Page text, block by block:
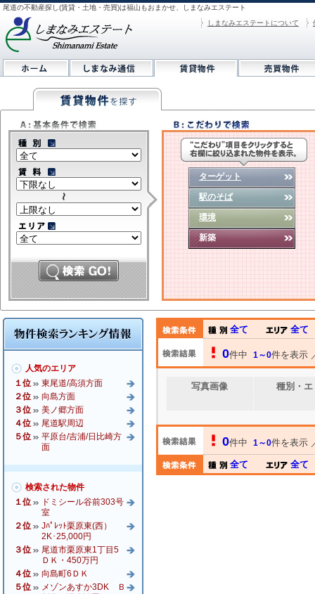
尾道の不動産探し(賃貸・土地・売買)は福山もおまかせ、しまなみエステート
しまなみエステートについて
ターゲット
駅のそば
環境
新築
全て 全て
0件中 1～0件を表示
写真画像 種別・
0件中 1～0件を表示
全て 全て
人気のエリア
１位
東尾道/高須方面
２位
向島方面
３位
美ノ郷方面
４位
尾道駅周辺
５位
平原台/吉浦/日比崎方
面
検索された物件
１位
ドミシール谷前303号
室
２位
Jﾊﾟﾚｯﾄ栗原東(西）
2K･25,000円
３位
尾道市栗原東1丁目5
ＤＫ・450万円
４位
向島町6ＤＫ
５位
メゾンあすか3DK Ｂ